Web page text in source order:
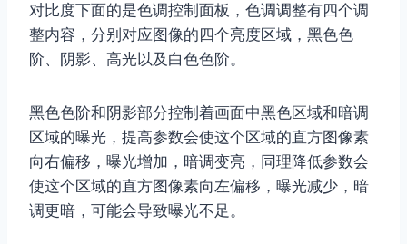
对比度下面的是色调控制面板，色调调整有四个调
整内容，分别对应图像的四个亮度区域，黑色色
阶、阴影、高光以及白色色阶。
黑色色阶和阴影部分控制着画面中黑色区域和暗调
区域的曝光，提高参数会使这个区域的直方图像素
向右偏移，曝光增加，暗调变亮，同理降低参数会
使这个区域的直方图像素向左偏移，曝光减少，暗
调更暗，可能会导致曝光不足。